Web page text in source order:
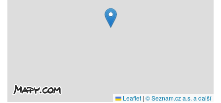
Leaflet | © Seznam.cz a.s. a další